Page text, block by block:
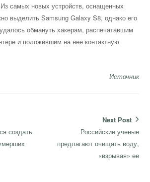
самых новых устройств, оснащенных
выделить Samsung Galaxy S8, однако его
обмануть хакерам, распечатавшим
и положившим на нее контактную
Источник
создать
Next Post
Next
post:
Российские ученые
предлагают очищать воду,
«взрывая» ее